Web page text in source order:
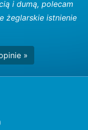
i dumą, polecam
żeglarskie istnienie
»